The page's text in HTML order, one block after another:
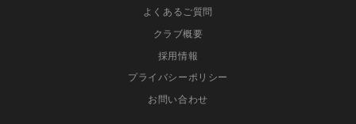
よくあるご質問
クラブ概要
採用情報
プライバシーポリシー
お問い合わせ